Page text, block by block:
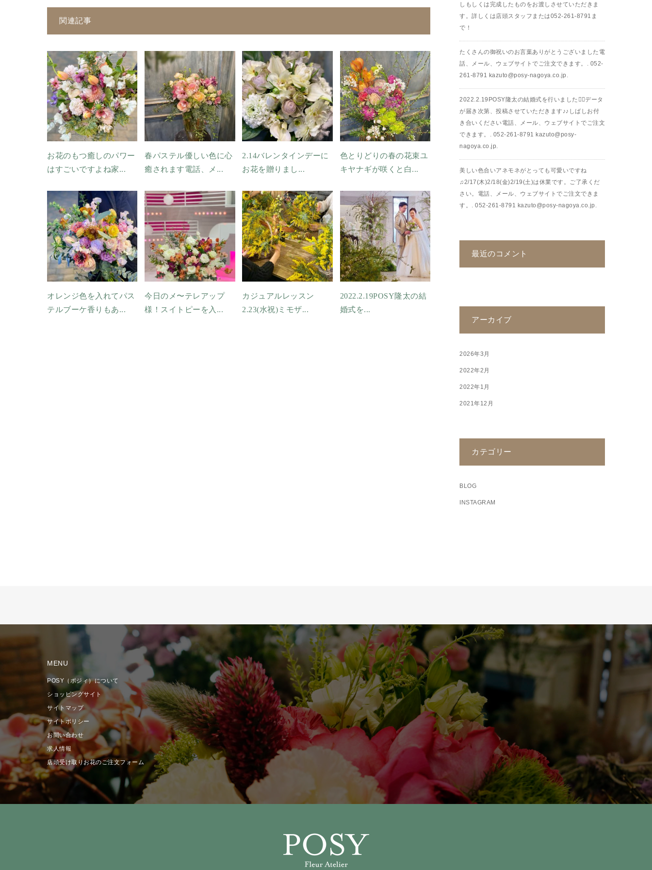
関連記事
お花のもつ癒しのパワー
はすごいですよね家...
春パステル優しい色に心
癒されます電話、メ...
2.14バレンタインデーに
お花を贈りまし...
色とりどりの春の花束ユ
キヤナギが咲くと白...
オレンジ色を入れてパス
テルブーケ香りもあ...
今日のメ〜テレアップ
様！スイトピーを入...
カジュアルレッスン
2.23(水祝)ミモザ...
2022.2.19POSY隆太の結
婚式を...
しもしくは完成したものをお渡しさせていただきま
す。詳しくは店頭スタッフまたは︎052-261-8791ま
で！
たくさんの御祝いのお言葉ありがとうございました電
話、メール、ウェブサイトでご注文できます。.︎ 052-
261-8791︎ kazuto@posy-nagoya.co.jp.
2022.2.19POSY隆太の結婚式を行いました🤵‍♂️データ
が届き次第、投稿させていただきます♪♪しばしお付
き合いください電話、メール、ウェブサイトでご注文
できます。.︎ 052-261-8791︎ kazuto@posy-
nagoya.co.jp.
美しい色合いアネモネがとっても可愛いですね
♫2/17(木)2/18(金)2/19(土)は休業です。ご了承くだ
さい。電話、メール、ウェブサイトでご注文できま
す。.︎ 052-261-8791︎ kazuto@posy-nagoya.co.jp.
最近のコメント
アーカイブ
2026年3月
2022年2月
2022年1月
2021年12月
カテゴリー
BLOG
INSTAGRAM
MENU
POSY（ポジィ）について
ショッピングサイト
サイトマップ
サイトポリシー
お問い合わせ
求人情報
店頭受け取りお花のご注文フォーム